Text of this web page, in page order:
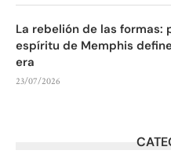
La rebelión de las formas:
espíritu de Memphis
era
23/07/2026